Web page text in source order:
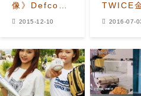
像》Defconn
沒有鄭亨敦頻
2015-12-10
TWICE
合照 透
2016-07-